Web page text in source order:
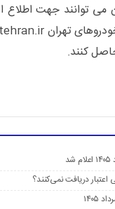
می توانند جهت اطلاع